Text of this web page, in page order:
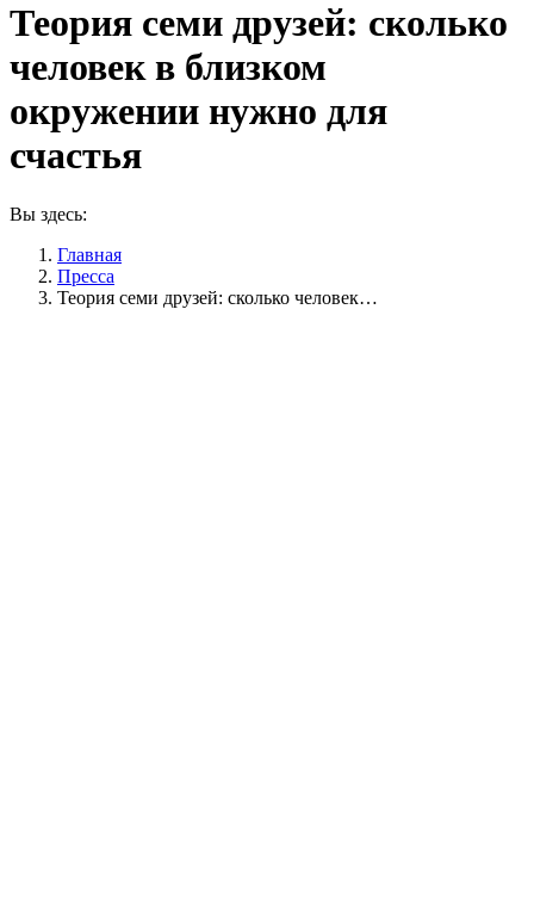
Теория семи друзей: сколько
человек в близком
окружении нужно для
счастья
Вы здесь:
Главная
Пресса
Теория семи друзей: сколько человек…